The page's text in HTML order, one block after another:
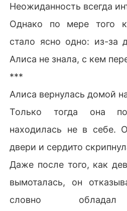
Неожиданность всегда
Однако по мере того
стало ясно одно: из-за
Алиса не знала, с кем
***
Алиса вернулась домой
Только тогда она
находилась не в себе.
двери и сердито
Даже после того, как
вымоталась, он
словно обладал